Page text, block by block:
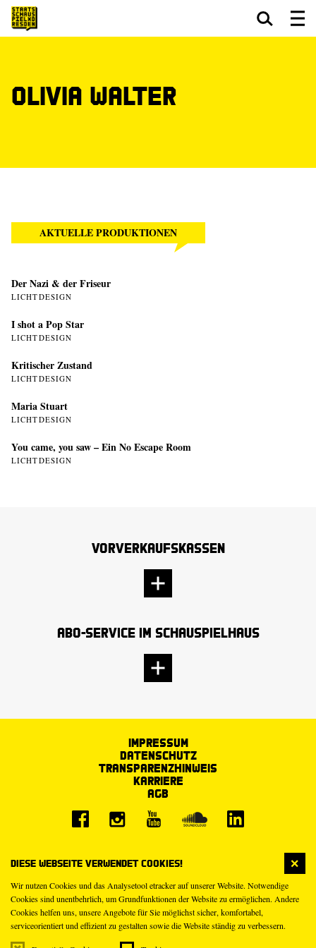
Diese Webseite verwendet Cookies!
Wir nutzen Cookies und das Analysetool etracker auf unserer Website. Notwendige
Cookies sind unentbehrlich, um Grundfunktionen der Website zu ermöglichen. Andere
Cookies helfen uns, unsere Angebote für Sie möglichst sicher, komfortabel,
serviceorientiert und effizient zu gestalten sowie die Website ständig zu verbessern.
Olivia Walter
AKTUELLE PRODUKTIONEN
Der Nazi & der Friseur
LICHTDESIGN
I shot a Pop Star
LICHTDESIGN
Kritischer Zustand
LICHTDESIGN
Maria Stuart
LICHTDESIGN
You came, you saw – Ein No Escape Room
LICHTDESIGN
Vorverkaufskassen
Abo-Service im Schauspielhaus
Impressum
Datenschutz
Transparenzhinweis
Karriere
AGB